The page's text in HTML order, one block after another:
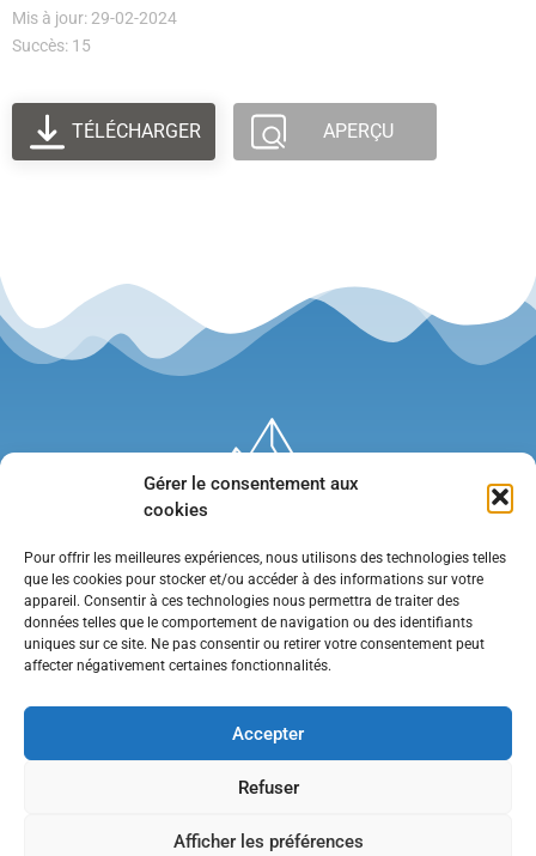
Gérer le consentement aux
cookies
Pour offrir les meilleures expériences, nous utilisons des technologies telles
que les cookies pour stocker et/ou accéder à des informations sur votre
appareil. Consentir à ces technologies nous permettra de traiter des
données telles que le comportement de navigation ou des identifiants
uniques sur ce site. Ne pas consentir ou retirer votre consentement peut
affecter négativement certaines fonctionnalités.
Accepter
Refuser
Afficher les préférences
Mis à jour: 29-02-2024
Succès: 15
TÉLÉCHARGER APERÇU
•Contact